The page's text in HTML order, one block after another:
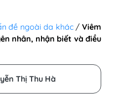
đề ngoài da khác/Viêm
nhân, nhận biết và điều
Thị Thu Hà